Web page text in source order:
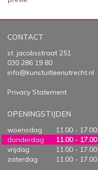
CONTACT
st. jacobsstraat 251
030 286 19 80
info@kunstuitleenutrecht.nl
Privacy Statement
OPENINGSTIJDEN
woensdag
11.00 - 17.00
donderdag
11.00 - 17.00
vrijdag
11.00 - 17.00
zaterdag
11.00 - 17.00